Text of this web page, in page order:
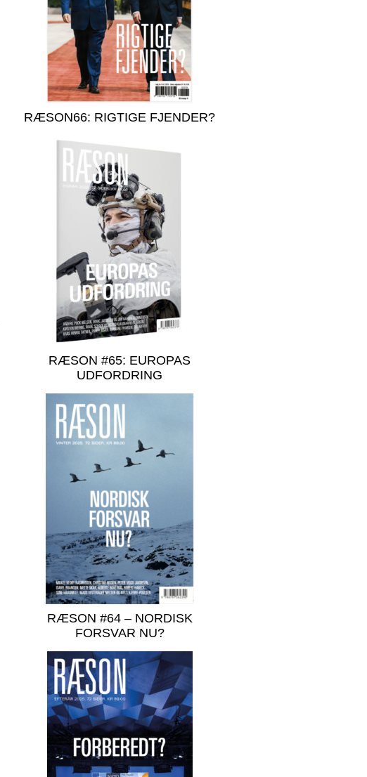
RÆSON66: RIGTIGE FJENDER?
RÆSON #65: EUROPAS
UDFORDRING
RÆSON #64 – NORDISK
FORSVAR NU?